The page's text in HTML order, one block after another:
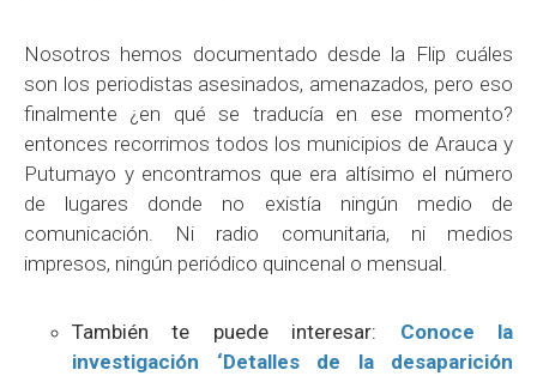
Nosotros hemos documentado desde la Flip cuáles
son los periodistas asesinados, amenazados, pero eso
finalmente ¿en qué se traducía en ese momento?
entonces recorrimos todos los municipios de Arauca y
Putumayo y encontramos que era altísimo el número
de lugares donde no existía ningún medio de
comunicación. Ni radio comunitaria, ni medios
impresos, ningún periódico quincenal o mensual.
También te puede interesar: Conoce la
investigación ‘Detalles de la desaparición